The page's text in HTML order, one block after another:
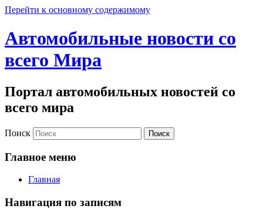
Перейти к основному содержимому
Автомобильные новости со
всего Мира
Портал автомобильных новостей со
всего мира
Поиск
Главное меню
Главная
Навигация по записям